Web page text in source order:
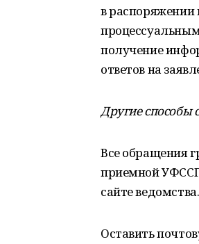
в распоряжении
получение
ответов на
Другие способы
Все обращения
приемной
сайте ведомства.
Оставить